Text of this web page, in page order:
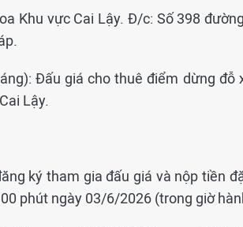
Khu vực Cai Lậy. Đ/c: Số 398
Đấu giá cho thuê điểm dừng đỗ
Lậy.
ký tham gia đấu giá và nộp tiền
phút ngày 03/6/2026 (trong giờ